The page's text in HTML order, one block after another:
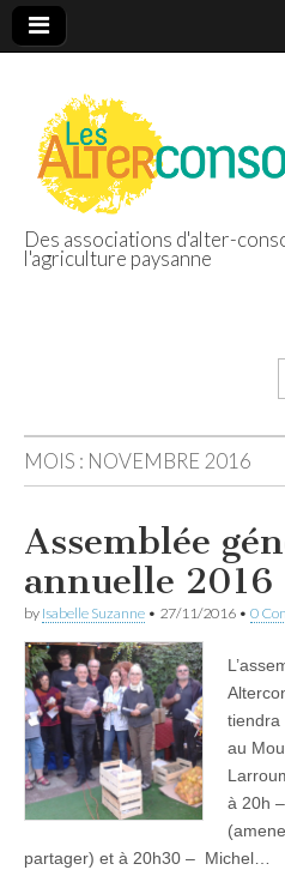
Les
Des associations d'alter-
l'agriculture paysanne
MOIS : NOVEMBRE 2016
Assemblée
annuelle 2016
by Isabelle Suzanne • 27/11/2016 • 0
tiendra
au
à 20h
partager) et à 20h30 – Michel…